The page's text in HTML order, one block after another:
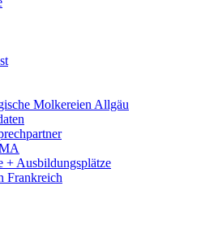
Molkereien Allgäu
+ Ausbildungsplätze
Frankreich